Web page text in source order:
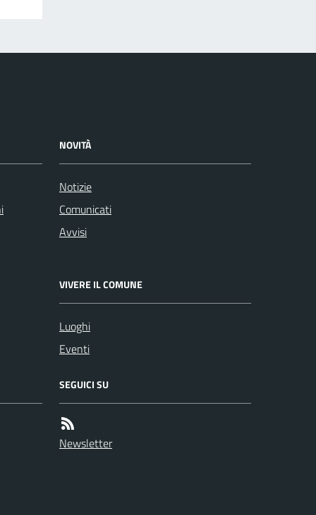
NOVITÀ
Notizie
Comunicati
Avvisi
VIVERE IL COMUNE
Luoghi
Eventi
SEGUICI SU
Newsletter